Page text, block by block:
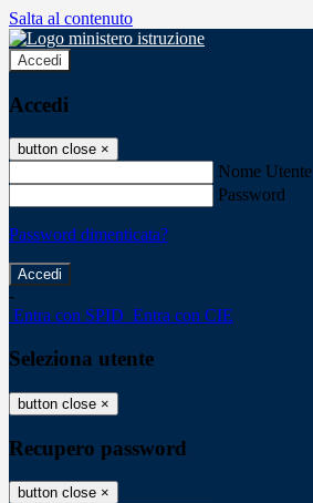
Salta al contenuto
Accedi
Accedi
button close ×
Nome Utente
Password
Password dimenticata?
-
Entra con SPID Entra con CIE
Seleziona utente
button close ×
Recupero password
button close ×